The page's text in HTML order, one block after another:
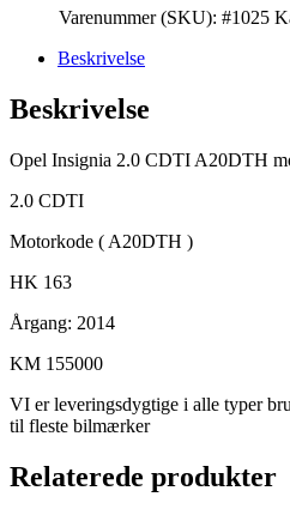
Varenummer (SKU): #1025
Beskrivelse
Beskrivelse
Opel Insignia 2.0 CDTI A20DTH
2.0 CDTI
Motorkode ( A20DTH )
HK 163
Årgang: 2014
KM 155000
VI er leveringsdygtige i alle typer
til fleste bilmærker
Relaterede produkter